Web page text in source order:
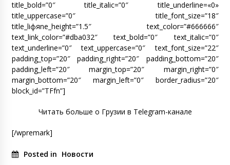
title_bold=”0″ title_italic=”0″ title_underline=«0»
title_uppercase=”0″ title_font_size=”18″
title_liфяne_height=”1.5″ text_color=”#666666″
text_link_color=”#dba032″ text_bold=”0″ text_italic=”0″
text_underline=”0″ text_uppercase=”0″ text_font_size=”22″
padding_top=”20″ padding_right=”20″ padding_bottom=”20″
padding_left=”20″ margin_top=”20″ margin_right=”0″
margin_bottom=”20″ margin_left=”0″ border_radius=”20″
block_id=”TFfn”]
Читать больше о Грузии в Telegram-канале
[/wpremark]
Posted in Новости